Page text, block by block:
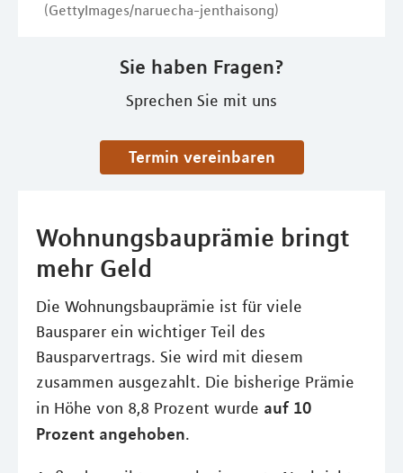
(GettyImages/naruecha-jenthaisong)
Sie haben Fragen?
Sprechen Sie mit uns
Termin vereinbaren
Wohnungsbauprämie bringt
mehr Geld
Die Wohnungsbauprämie ist für viele
Bausparer ein wichtiger Teil des
Bausparvertrags. Sie wird mit diesem
zusammen ausgezahlt. Die bisherige Prämie
in Höhe von 8,8 Prozent wurde auf 10
Prozent angehoben.